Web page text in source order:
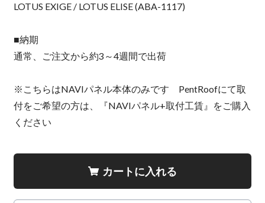
LOTUS EXIGE / LOTUS ELISE (ABA-1117)
■納期
通常、ご注文から約3～4週間で出荷
※こちらはNAVIパネル本体のみです PentRoofにて取
付をご希望の方は、『NAVIパネル+取付工賃』をご購入
ください
カートに入れる